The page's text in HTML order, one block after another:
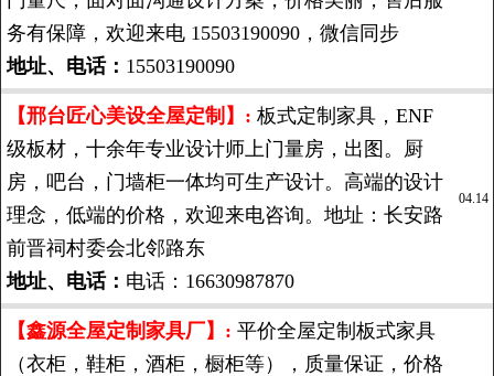
务有保障，欢迎来电 15503190090，微信同步
地址、电话： 15503190090
【邢台匠心美设全屋定制】: 板式定制家具，ENF
级板材，十余年专业设计师上门量房，出图。厨
房，吧台，门墙柜一体均可生产设计。高端的设计
理念，低端的价格，欢迎来电咨询。地址：长安路
前晋祠村委会北邻路东
地址、电话： 电话：16630987870
04.14
【鑫源全屋定制家具厂】: 平价全屋定制板式家具
（衣柜，鞋柜，酒柜，橱柜等），质量保证，价格